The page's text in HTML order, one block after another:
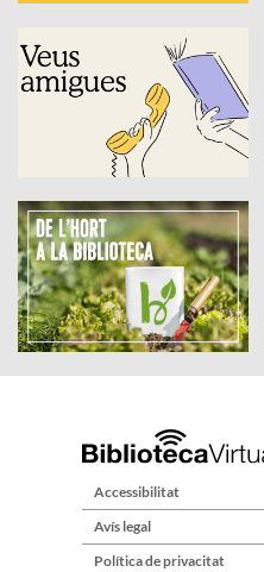
Accessibilitat
Avís legal
Política de privacitat